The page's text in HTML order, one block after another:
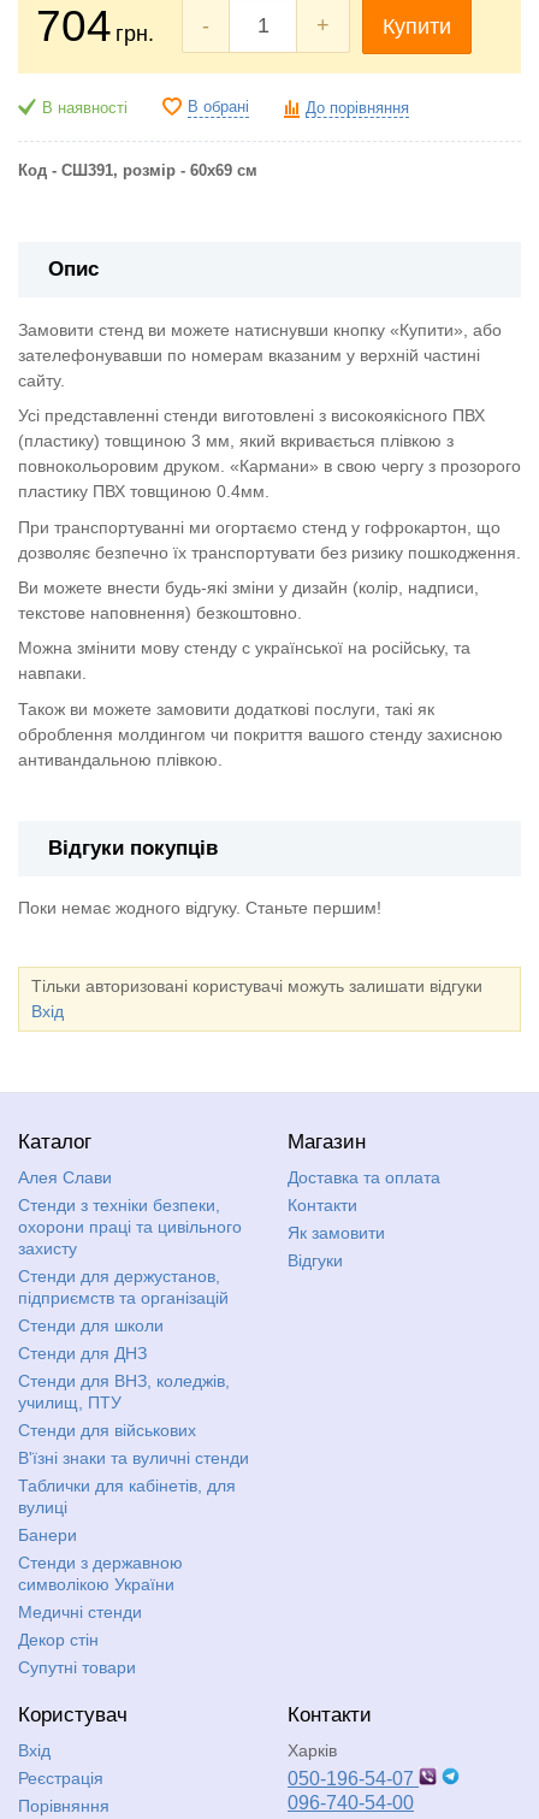
704 грн. - + Купити
В наявності В обрані До порівняння
Код - СШ391, розмір - 60х69 см
Опис
Замовити стенд ви можете натиснувши кнопку «Купити», або
зателефонувавши по номерам вказаним у верхній частині
сайту.
Усі представленні стенди виготовлені з високоякісного ПВХ
(пластику) товщиною 3 мм, який вкривається плівкою з
повнокольоровим друком. «Кармани» в свою чергу з прозорого
пластику ПВХ товщиною 0.4мм.
При транспортуванні ми огортаємо стенд у гофрокартон, що
дозволяє безпечно їх транспортувати без ризику пошкодження.
Ви можете внести будь-які зміни у дизайн (колір, надписи,
текстове наповнення) безкоштовно.
Можна змінити мову стенду с української на російську, та
навпаки.
Також ви можете замовити додаткові послуги, такі як
оброблення молдингом чи покриття вашого стенду захисною
антивандальною плівкою.
Відгуки покупців
Поки немає жодного відгуку. Станьте першим!
Тільки авторизовані користувачі можуть залишати відгуки
Вхід
Каталог
Алея Слави
Стенди з техніки безпеки,
охорони праці та цивільного
захисту
Стенди для держустанов,
підприємств та організацій
Стенди для школи
Стенди для ДНЗ
Стенди для ВНЗ, коледжів,
училищ, ПТУ
Стенди для військових
В'їзні знаки та вуличні стенди
Таблички для кабінетів, для
вулиці
Банери
Стенди з державною
символікою України
Медичні стенди
Декор стін
Супутні товари
Магазин
Доставка та оплата
Контакти
Як замовити
Відгуки
Користувач
Вхід
Реєстрація
Порівняння
Контакти
Харків
050-196-54-07
096-740-54-00